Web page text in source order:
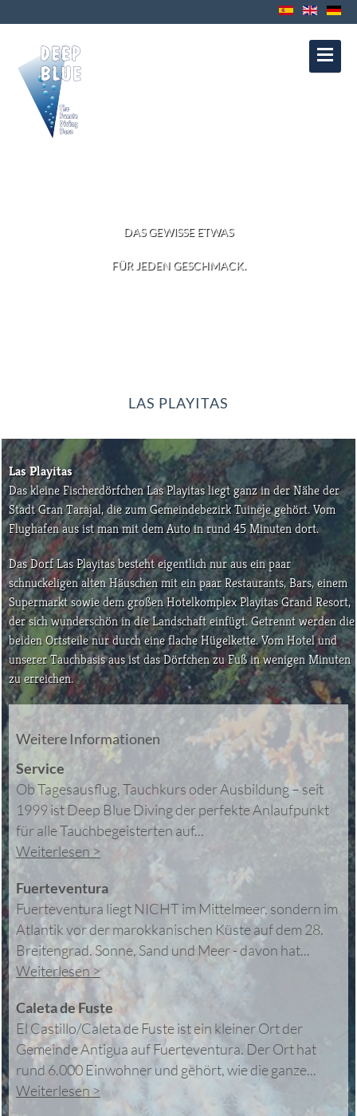
Aviso Legal
DAS GEWISSE ETWAS
FÜR JEDEN GESCHMACK.
LAS PLAYITAS
Weitere Informationen
Service
Ob Tagesausflug, Tauchkurs oder Ausbildung – seit
1999 ist Deep Blue Diving der perfekte Anlaufpunkt
für alle Tauchbegeisterten auf...
Weiterlesen >
Fuerteventura
Fuerteventura liegt NICHT im Mittelmeer, sondern im
Atlantik vor der marokkanischen Küste auf dem 28.
Breitengrad. Sonne, Sand und Meer - davon hat...
Weiterlesen >
Caleta de Fuste
El Castillo/Caleta de Fuste ist ein kleiner Ort der
Gemeinde Antigua auf Fuerteventura. Der Ort hat
rund 6.000 Einwohner und gehört, wie die ganze...
Weiterlesen >
Las Playitas
Das kleine Fischerdörfchen Las Playitas liegt ganz in der Nähe der
Stadt Gran Tarajal, die zum Gemeindebezirk Tuineje gehört. Vom
Flughafen aus ist man mit dem Auto in rund 45 Minuten dort.
Das Dorf Las Playitas besteht eigentlich nur aus ein paar
schnuckeligen alten Häuschen mit ein paar Restaurants, Bars, einem
Supermarkt sowie dem großen Hotelkomplex Playitas Grand Resort,
der sich wunderschön in die Landschaft einfügt. Getrennt werden die
beiden Ortsteile nur durch eine flache Hügelkette. Vom Hotel und
unserer Tauchbasis aus ist das Dörfchen zu Fuß in wenigen Minuten
zu erreichen.